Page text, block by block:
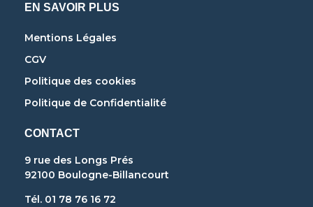
EN SAVOIR PLUS
Mentions Légales
CGV
Politique des cookies
Politique de Confidentialité
CONTACT
9 rue des Longs Prés
92100 Boulogne-Billancourt
Tél. 01 78 76 16 72